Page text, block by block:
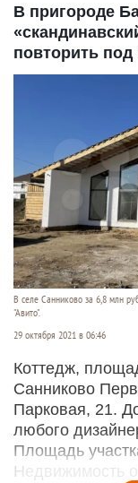
В пригороде
повторить
В селе Санниково за 6,8 млн
"Авито".
29 октября 2021 в 06:46
Коттедж,
Санниково
Парковая, 21.
любого
Площадь
Недвижимость